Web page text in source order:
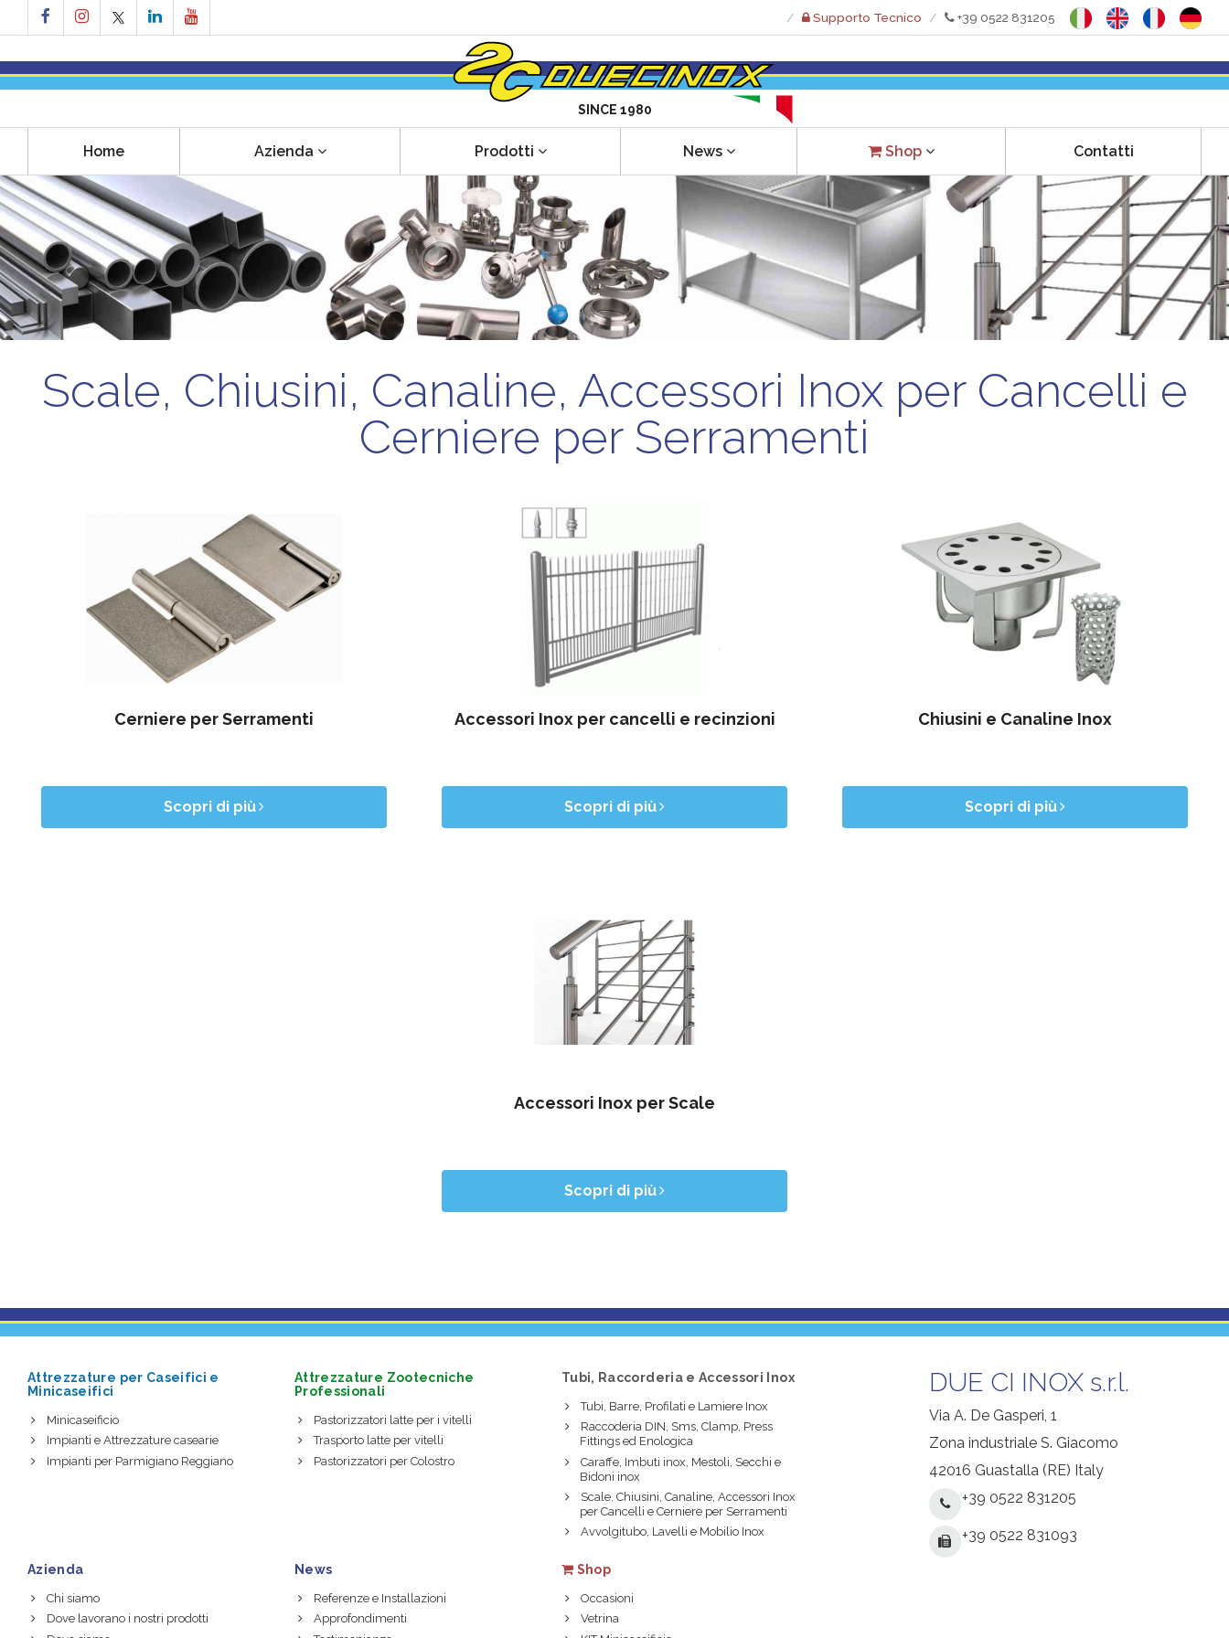
Supporto Tecnico +39 0522 831205
SINCE 1980
Home Azienda Prodotti News Shop Contatti
Scale, Chiusini, Canaline, Accessori Inox per Cancelli e
Cerniere per Serramenti
Cerniere per Serramenti
Scopri di più
Accessori Inox per cancelli e recinzioni
Scopri di più
Chiusini e Canaline Inox
Scopri di più
Accessori Inox per Scale
Scopri di più
Attrezzature per Caseifici e
Minicaseifici
Minicaseificio
Impianti e Attrezzature casearie
Impianti per Parmigiano Reggiano
Attrezzature Zootecniche
Professionali
Pastorizzatori latte per i vitelli
Trasporto latte per vitelli
Pastorizzatori per Colostro
Tubi, Raccorderia e Accessori Inox
Tubi, Barre, Profilati e Lamiere Inox
Raccoderia DIN, Sms, Clamp, Press
Fittings ed Enologica
Caraffe, Imbuti inox, Mestoli, Secchi e
Bidoni inox
Scale, Chiusini, Canaline, Accessori Inox
per Cancelli e Cerniere per Serramenti
Avvolgitubo, Lavelli e Mobilio Inox
Azienda
Chi siamo
Dove lavorano i nostri prodotti
News
Referenze e Installazioni
Approfondimenti
Shop
Occasioni
Vetrina
DUE CI INOX s.r.l.
Via A. De Gasperi, 1
Zona industriale S. Giacomo
42016 Guastalla (RE) Italy
+39 0522 831205
+39 0522 831093